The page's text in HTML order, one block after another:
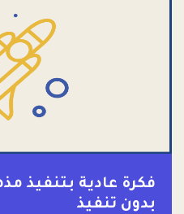
فكرة عادية بتنفيذ
بدون تنفيذ